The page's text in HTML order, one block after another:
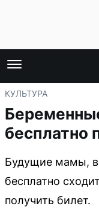
КУЛЬТУРА
бесплатно
Будущие мамы,
бесплатно
получить билет.